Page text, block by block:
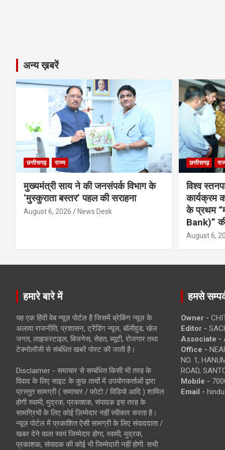
अन्य ख़बरें
छत्तीसगढ़ राज्य
मुख्यमंत्री साय ने की जनसंपर्क विभाग के
‘मुस्कुराता बस्तर’ पहल की सराहना
August 6, 2026 News Desk
छत्तीसगढ़
विश्व
कार्यक्रम
के प्रथम
Bank)”
August 6,
हमारे बारे में
यह एक हिंदी वेब न्यूज़ पोर्टल है जिसमें ब्रेकिंग न्यूज़ के
अलावा राजनीति, प्रशासन, ट्रेंडिंग न्यूज, बॉलीवुड, खेल
जगत, लाइफस्टाइल, बिजनेस, सेहत, ब्यूटी, रोजगार तथा
टेक्नोलॉजी से संबंधित खबरें पोस्ट की जाती है।
Disclaimer - समाचार से सम्बंधित किसी भी तरह के
विवाद के लिए साइट के कुछ तत्वों में उपयोगकर्ताओं द्वारा
प्रस्तुत सामग्री ( समाचार / फोटो / विडियो आदि ) शामिल
होगी स्वामी, मुद्रक, प्रकाशक, संपादक इस तरह के
सामग्रियों के लिए कोई ज़िम्मेदार नहीं स्वीकार करता है।
न्यूज़ पोर्टल में प्रकाशित ऐसी सामग्री के लिए संवाददाता /
खबर देने वाला स्वयं जिम्मेदार होगा, स्वामी, मुद्रक,
प्रकाशक, संपादक की कोई भी जिम्मेदारी नहीं होगी. सभी
हमसे
Owner -
Editor -
Associate -
Office -
NO. 1,
ROAD,
Mobile -
Email -